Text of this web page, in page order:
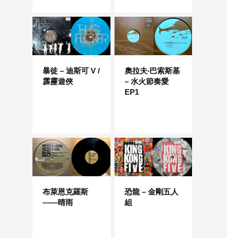
暴徒 – 迪斯可 V /
霹靂遊俠
奧拉夫‧巴索斯基
– 水火節奏愛
EP1
布萊恩克羅斯
——晴雨
恐龍 – 金剛五人
組